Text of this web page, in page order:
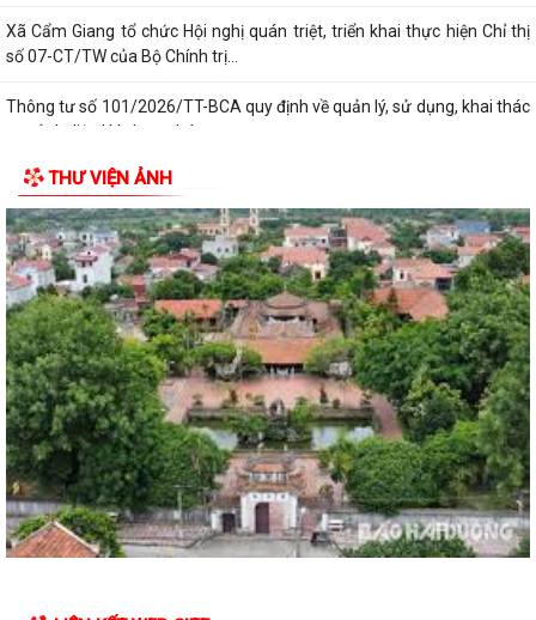
Xã Cẩm Giang tổ chức Hội nghị quán triệt, triển khai thực hiện Chỉ thị
số 07-CT/TW của Bộ Chính trị...
Thông tư số 101/2026/TT-BCA quy định về quản lý, sử dụng, khai thác
cơ sở dữ liệu lý lịch tư pháp,...
THÔNG BÁO số 527/TB-UBND xã Cẩm Giang Về việc công khai danh
mục thủ tục hành chính ban hành mới...
Đảng ủy - HĐND - UBND - Ủy ban MTTQ Việt Nam xã Cẩm Giang tổ
chức lễ viếng các nghĩa trang liệt sĩ...
Trạm Y tế xã Cẩm Giang phối hợp khám, phát hiện các bệnh về mắt
cho người có công nhân kỷ niệm 79...
Hội đồng nhân dân xã Cẩm Giang tổ chức Kỳ họp thứ tư (Kỳ họp
thường lệ giữa năm 2026)
Đảng ủy xã Cẩm Giang tổ chức thăm, tặng quà người có công theo ủy
quyền của đồng chí Giám đốc Công...
Đồng chí Nguyễn Ngọc Sơn, đại biểu quốc hội khóa XVI Thăm, tặng quà
THƯ VIỆN ẢNH